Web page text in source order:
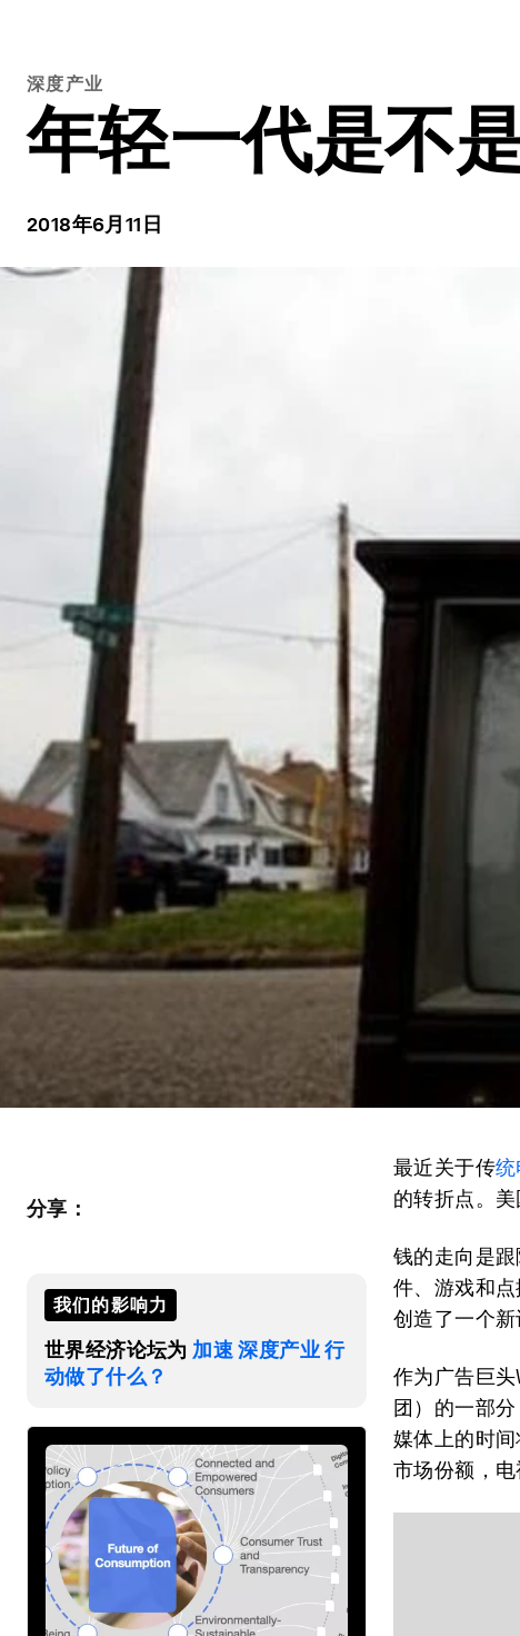
深度产业
年轻一代是不
2018年6月11日
分享：
我们的影响力
世界经济论坛为 加速 深度产业 行
动做了什么？
最近关于传统
的转折点。
钱的走向是
件、游戏和
创造了一个新
作为广告巨
团）的一部分
媒体上的时
市场份额，电